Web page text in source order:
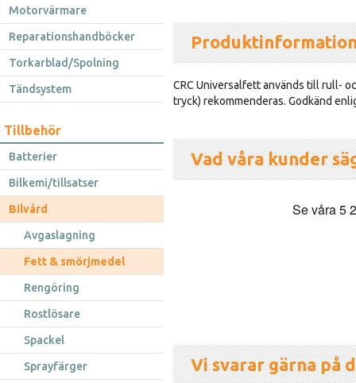
Motorvärmare
Reparationshandböcker
Torkarblad/Spolning
Tändsystem
Tillbehör
Batterier
Bilkemi/tillsatser
Bilvård
Avgaslagning
Fett & smörjmedel
Rengöring
Rostlösare
Spackel
Sprayfärger
CRC Universalfett används till rull-
tryck) rekommenderas. Godkänd
Vad våra kunder
Vi svarar gärna på